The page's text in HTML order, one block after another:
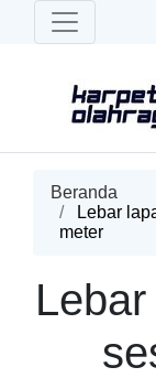
Beranda
Lebar
meter